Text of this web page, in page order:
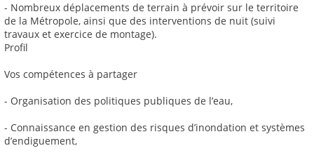
- Nombreux déplacements de terrain à prévoir sur le territoire
de la Métropole, ainsi que des interventions de nuit (suivi
travaux et exercice de montage).
Profil
Vos compétences à partager
- Organisation des politiques publiques de l’eau,
- Connaissance en gestion des risques d’inondation et systèmes
d’endiguement,